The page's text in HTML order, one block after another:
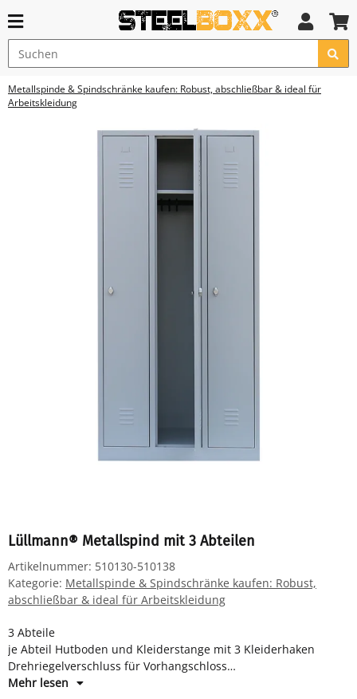
Metallspinde & Spindschränke kaufen: Robust, abschließbar & ideal für
Arbeitskleidung
Lüllmann® Metallspind mit 3 Abteilen
Artikelnummer: 510130-510138
Kategorie: Metallspinde & Spindschränke kaufen: Robust,
abschließbar & ideal für Arbeitskleidung
3 Abteile
je Abteil Hutboden und Kleiderstange mit 3 Kleiderhaken
Drehriegelverschluss für Vorhangschloss
Maße: H 1800 x B 885 x T 500 mm
Mehr lesen